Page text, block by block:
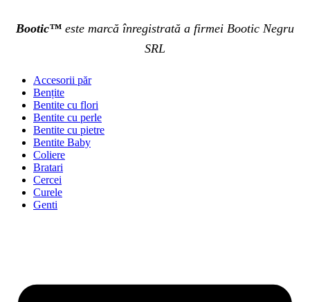
Bootic™ este marcă înregistrată a firmei Bootic Negru
SRL
Accesorii păr
Bențite
Bentite cu flori
Bentite cu perle
Bentite cu pietre
Bentite Baby
Coliere
Bratari
Cercei
Curele
Genti